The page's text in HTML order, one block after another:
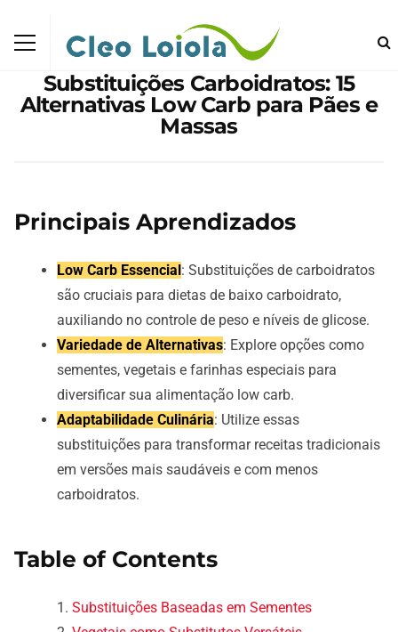
Substituições Carboidratos: 15
Alternativas Low Carb para Pães e
Massas
Principais Aprendizados
Low Carb Essencial : Substituições de carboidratos
são cruciais para dietas de baixo carboidrato,
auxiliando no controle de peso e níveis de glicose.
Variedade de Alternativas: Explore opções como
sementes, vegetais e farinhas especiais para
diversificar sua alimentação low carb.
Adaptabilidade Culinária: Utilize essas
substituições para transformar receitas tradicionais
em versões mais saudáveis e com menos
carboidratos.
Table of Contents
Substituições Baseadas em Sementes